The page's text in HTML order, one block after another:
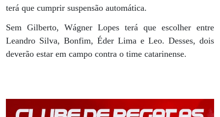
terá que cumprir suspensão automática.
Sem Gilberto, Wágner Lopes terá que escolher entre
Leandro Silva, Bonfim, Éder Lima e Leo. Desses, dois
deverão estar em campo contra o time catarinense.